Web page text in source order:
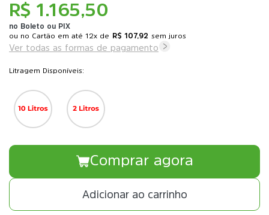
R$ 1.165,50
no Boleto ou PIX
ou 12x de R$ 107,92 sem juros
Ver todas as formas de pagamento
Litragem Disponíveis:
Adicionar ao carrinho
Comprar agora